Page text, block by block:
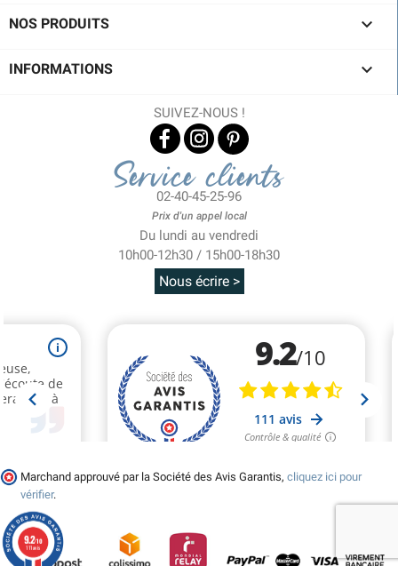
NOS PRODUITS 
INFORMATIONS 
SUIVEZ-NOUS !
Service clients
02-40-45-25-96
Prix d'un appel local
Du lundi au vendredi
10h00-12h30 / 15h00-18h30
Nous écrire >
Marchand approuvé par la Société des Avis Garantis, cliquez ici pour
vérifier.
9.2/10
111 avis